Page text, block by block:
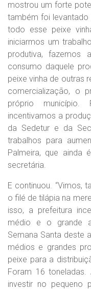
mostrou um forte
também foi levantado
todo esse peixe
iniciarmos um
produtiva, fazemos
consumo daquele
peixe vinha de outras
comercialização, o
próprio município.
incentivamos a
da Sedetur e da
trabalhos para
Palmeira, que ainda
secretária.
E continuou. “Vimos,
o filé de tilápia na
isso, a prefeitura
médio e o grande
Semana Santa deste
médios e grandes
peixe para a
Foram 16 toneladas.
investir no pequeno